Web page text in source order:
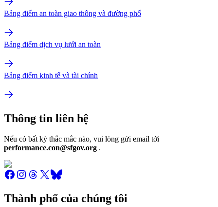
Bảng điểm an toàn giao thông và đường phố
Bảng điểm dịch vụ lưới an toàn
Bảng điểm kinh tế và tài chính
Thông tin liên hệ
Nếu có bất kỳ thắc mắc nào, vui lòng gửi email tới
performance.con@sfgov.org .
Thành phố của chúng tôi